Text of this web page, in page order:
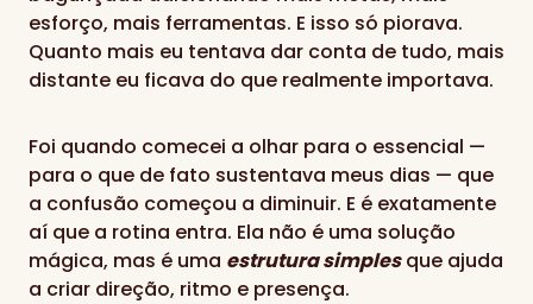
esforço, mais ferramentas. E isso só piorava.
Quanto mais eu tentava dar conta de tudo, mais
distante eu ficava do que realmente importava.
Foi quando comecei a olhar para o essencial —
para o que de fato sustentava meus dias — que
a confusão começou a diminuir. E é exatamente
aí que a rotina entra. Ela não é uma solução
mágica, mas é uma estrutura simplesque ajuda
a criar direção, ritmo e presença.